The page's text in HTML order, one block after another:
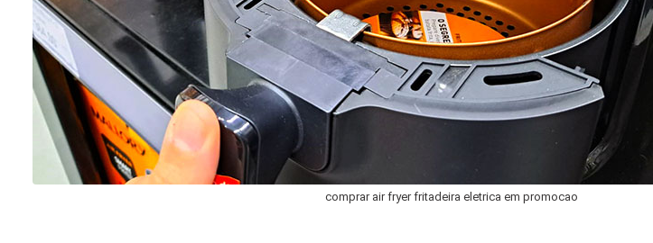
comprar air fryer fritadeira eletrica em promocao